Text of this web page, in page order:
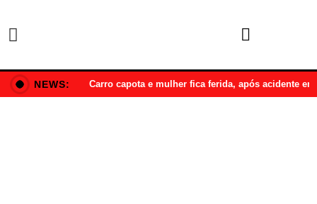
NEWS: Carro capota e mulher fica ferida, após acidente